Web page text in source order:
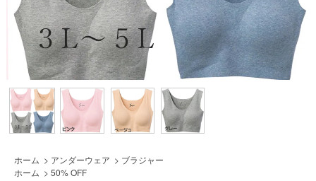
ホーム > アンダーウェア > ブラジャー
ホーム > 50% OFF